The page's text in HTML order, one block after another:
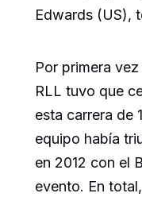
Edwards (US),
Por primera
RLL tuvo que
esta carrera de
equipo había
en 2012 con el
evento. En